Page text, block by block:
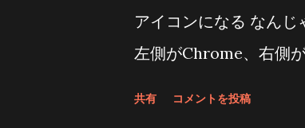
色々隠れてそう・・
こちらを見てちょう
ップから、小物の購入
アイコンになる なんじ
左側がChrome、右側
共有 コメントを投稿